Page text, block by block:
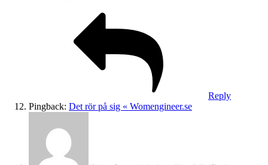
Reply
Pingback: Det rör på sig « Womengineer.se